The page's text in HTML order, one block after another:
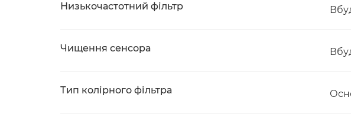
Низькочастотний фільтр
Чищення сенсора
Тип колірного фільтра